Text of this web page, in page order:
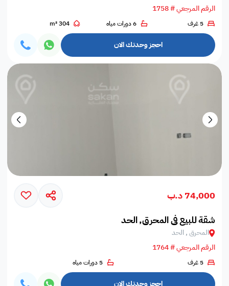
الرقم المرجعي # 1758
5 غرف 6 دورات مياه 304 m²
احجز وحدتك الان
74,000 د.ب
شقة للبيع في المحرق, الحد
المحرق , الحد
الرقم المرجعي # 1764
5 غرف 5 دورات مياه